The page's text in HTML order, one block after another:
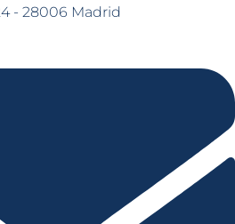
- 28006 Madrid